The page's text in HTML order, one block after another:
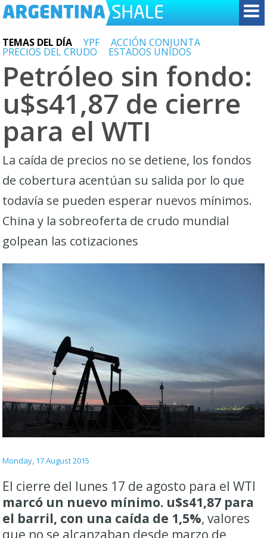
TEMAS DEL DÍA YPF ACCIÓN CONJUNTA
PRECIOS DEL CRUDO ESTADOS UNIDOS
Petróleo sin fondo:
u$s41,87 de cierre
para el WTI
La caída de precios no se detiene, los fondos
de cobertura acentúan su salida por lo que
todavía se pueden esperar nuevos mínimos.
China y la sobreoferta de crudo mundial
golpean las cotizaciones
Monday, 17 August 2015
El cierre del lunes 17 de agosto para el WTI
marcó un nuevo mínimo. u$s41,87 para
el barril, con una caída de 1,5%, valores
que no se alcanzaban desde marzo de